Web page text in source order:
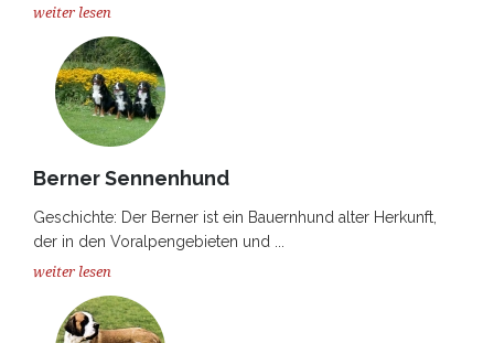
weiter lesen
Berner Sennenhund
Geschichte: Der Berner ist ein Bauernhund alter Herkunft,
der in den Voralpengebieten und ...
weiter lesen